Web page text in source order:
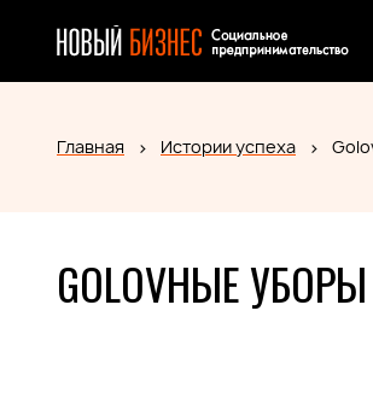
Главная Истории успеха
GOLOVНЫЕ